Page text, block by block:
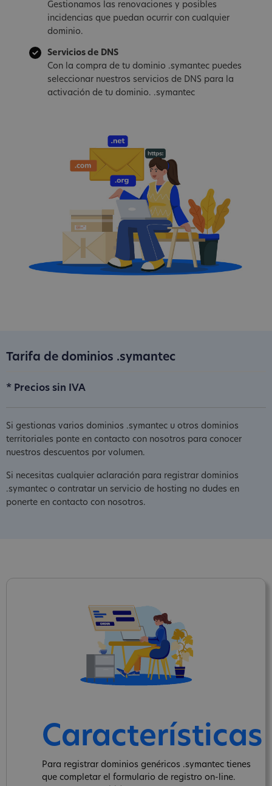
Gestionamos las renovaciones y posibles
incidencias que puedan ocurrir con cualquier
dominio.
Servicios de DNS
Con la compra de tu dominio .symantec puedes
seleccionar nuestros servicios de DNS para la
activación de tu dominio. .symantec
Tarifa de dominios .symantec
* Precios sin IVA
Si gestionas varios dominios .symantec u otros dominios
territoriales ponte en contacto con nosotros para conocer
nuestros descuentos por volumen.
Si necesitas cualquier aclaración para registrar dominios
.symantec o contratar un servicio de hosting no dudes en
ponerte en contacto con nosotros.
Características
Para registrar dominios genéricos .symantec tienes
que completar el formulario de registro on-line.